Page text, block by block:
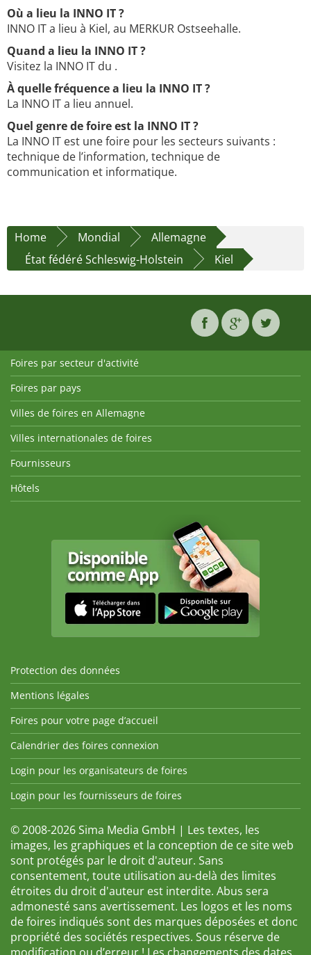
Où a lieu la INNO IT ?
INNO IT a lieu à Kiel, au MERKUR Ostseehalle.
Quand a lieu la INNO IT ?
Visitez la INNO IT du .
À quelle fréquence a lieu la INNO IT ?
La INNO IT a lieu annuel.
Quel genre de foire est la INNO IT ?
La INNO IT est une foire pour les secteurs suivants :
technique de l’information, technique de
communication et informatique.
Home Mondial
Allemagne
État fédéré Schleswig-Holstein
Kiel
Foires par secteur d'activité
Foires par pays
Villes de foires en Allemagne
Villes internationales de foires
Fournisseurs
Hôtels
Protection des données
Mentions légales
Foires pour votre page d’accueil
Calendrier des foires connexion
Login pour les organisateurs de foires
Login pour les fournisseurs de foires
© 2008-2026 Sima Media GmbH | Les textes, les
images, les graphiques et la conception de ce site web
sont protégés par le droit d'auteur. Sans
consentement, toute utilisation au-delà des limites
étroites du droit d'auteur est interdite. Abus sera
admonesté sans avertissement. Les logos et les noms
de foires indiqués sont des marques déposées et donc
propriété des sociétés respectives. Sous réserve de